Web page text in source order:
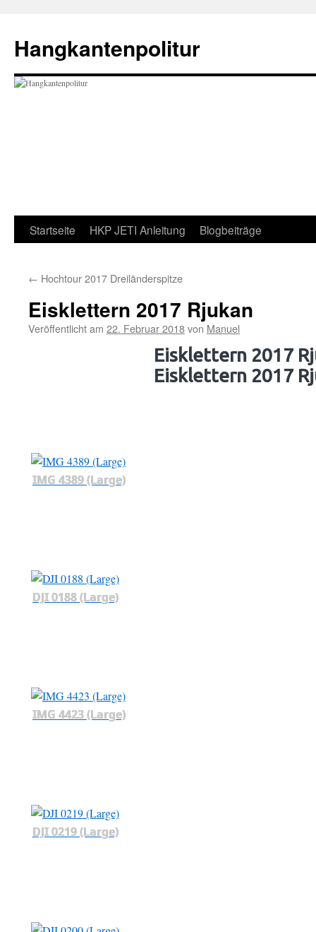
springen
Hangkantenpolitur
Startseite HKP JETI Anleitung Blogbeiträge
← Hochtour 2017 Dreiländerspitze
Eisklettern 2017 Rjukan
Veröffentlicht am 22. Februar 2018von Manuel
Eisklettern 2017
Eisklettern 2017
IMG 4389 (Large)
DJI 0188 (Large)
IMG 4423 (Large)
DJI 0219 (Large)